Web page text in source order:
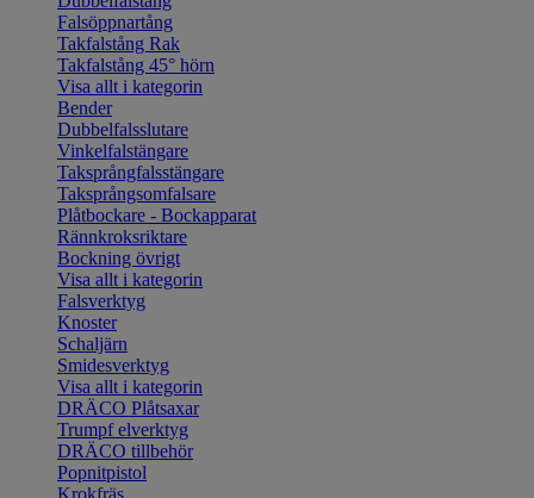
Falsöppnartång
Takfalstång Rak
Takfalstång 45° hörn
Visa allt i kategorin
Bender
Dubbelfalsslutare
Vinkelfalstängare
Taksprångfalsstängare
Taksprångsomfalsare
Plåtbockare - Bockapparat
Rännkroksriktare
Bockning övrigt
Visa allt i kategorin
Falsverktyg
Knoster
Schaljärn
Smidesverktyg
Visa allt i kategorin
DRÄCO Plåtsaxar
Trumpf elverktyg
DRÄCO tillbehör
Popnitpistol
Krokfräs